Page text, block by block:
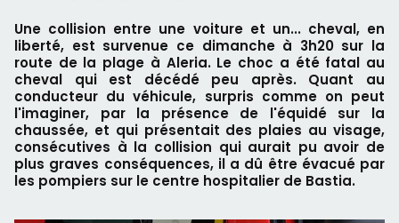
Une collision entre une voiture et un... cheval, en
liberté, est survenue ce dimanche à 3h20 sur la
route de la plage à Aleria. Le choc a été fatal au
cheval qui est décédé peu après. Quant au
conducteur du véhicule, surpris comme on peut
l'imaginer, par la présence de l'équidé sur la
chaussée, et qui présentait des plaies au visage,
consécutives à la collision qui aurait pu avoir de
plus graves conséquences, il a dû être évacué par
les pompiers sur le centre hospitalier de Bastia.